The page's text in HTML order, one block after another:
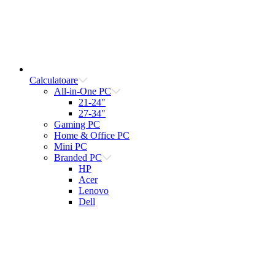
Calculatoare
All-in-One PC
21-24"
27-34"
Gaming PC
Home & Office PC
Mini PC
Branded PC
HP
Acer
Lenovo
Dell